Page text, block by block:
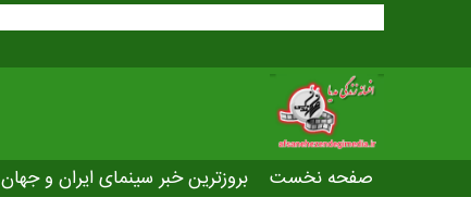
صفحه نخست بروزترین خبر سینمای ایران و جهان